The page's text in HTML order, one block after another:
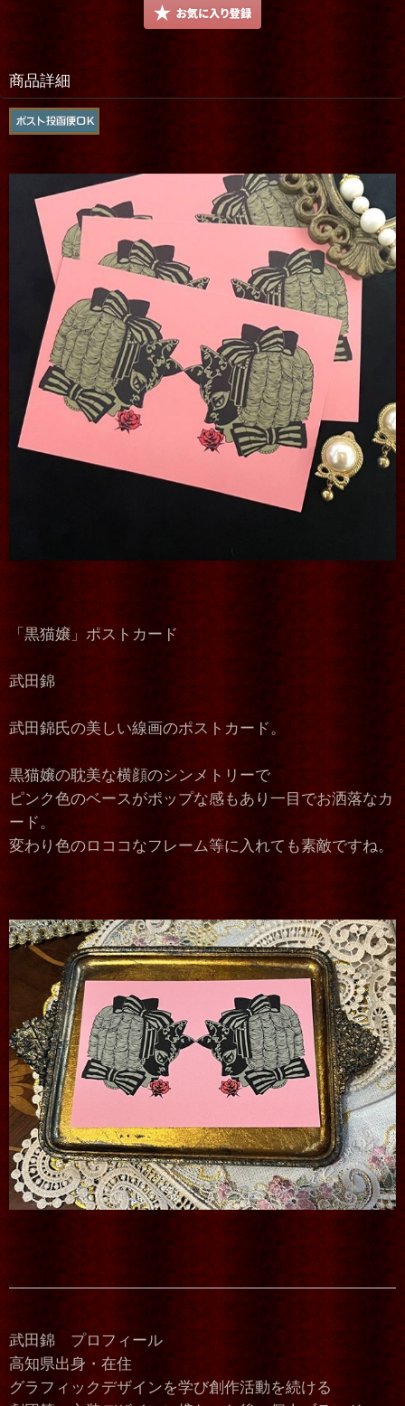
商品詳細
「黒猫嬢」ポストカード
武田錦
武田錦氏の美しい線画のポストカード。
黒猫嬢の耽美な横顔のシンメトリーで
ピンク色のベースがポップな感もあり一目でお洒落なカ
ード。
変わり色のロココなフレーム等に入れても素敵ですね。
武田錦 プロフィール
高知県出身・在住
グラフィックデザインを学び創作活動を続ける